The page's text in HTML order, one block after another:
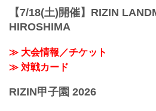
【7/18(土)開催】RIZIN
HIROSHIMA
≫ 大会情報／チケット
≫ 対戦カード
RIZIN甲子園 2026